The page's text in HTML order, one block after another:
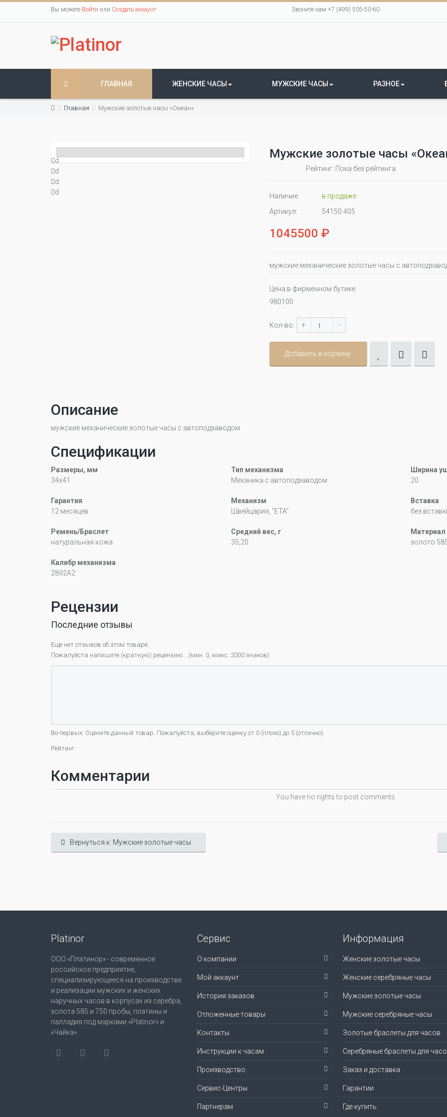
Вы можете Войти или Создать аккаунт Звоните нам +7 (499) 505-50-60
ГЛАВНАЯ ЖЕНСКИЕ ЧАСЫ МУЖСКИЕ ЧАСЫ РАЗНОЕ
Главная Мужские золотые часы «Океан»
d
d
d
d
Мужские золотые часы
Рейтинг: Пока без рейтинга
Наличие:
в продаже
Артикул:
54150.405
1045500 ₽
мужские механические золотые часы с
Цена в фирменном бутике:
980100
Кол-во: + -
Добавить в корзину
Описание
мужские механические золотые часы с автоподзаводом
Спецификации
Размеры, мм
34x41
Тип механизма
Механика с автоподзаводом
Ширина
20
Гарантия
12 месяцев
Механизм
Швейцария, "ETA"
Вставка
без
Ремень/Браслет
натуральная кожа
Средний вес, г
35,20
Материал
золото
Калибр механизма
2892А2
Рецензии
Последние отзывы
Еще нет отзывов об этом товаре.
Пожалуйста напишите (краткую) рецензию....(мин. 0, макс. 2000 знаков)
Во-первых: Оцените данный товар. Пожалуйста, выберите оценку от 0 (плохо) до 5 (отлично).
Рейтинг:
Комментарии
You have no rights to post comments
Вернуться к: Мужские золотые часы
Platinor
ООО «Платинор» - современное
российское предприятие,
специализирующееся на производстве
и реализации мужских и женских
наручных часов в корпусах из серебра,
золота 585 и 750 пробы, платины и
палладия под марками «Platinor» и
«Чайка»
Сервис
О компании
Мой аккаунт
История заказов
Отложенные товары
Контакты
Инструкции к часам
Производство
Сервис-Центры
Партнерам
Информация
Женские золотые часы
Женские серебряные часы
Мужские золотые часы
Мужские серебряные часы
Золотые браслеты для часов
Серебряные браслеты для
Заказ и доставка
Гарантии
Где купить